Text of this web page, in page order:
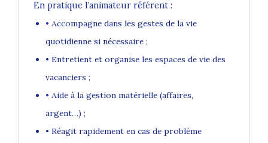
En pratique l’animateur référent :
• Accompagne dans les gestes de la vie
quotidienne si nécessaire ;
• Entretient et organise les espaces de vie des
vacanciers ;
• Aide à la gestion matérielle (affaires,
argent…) ;
• Réagit rapidement en cas de problème